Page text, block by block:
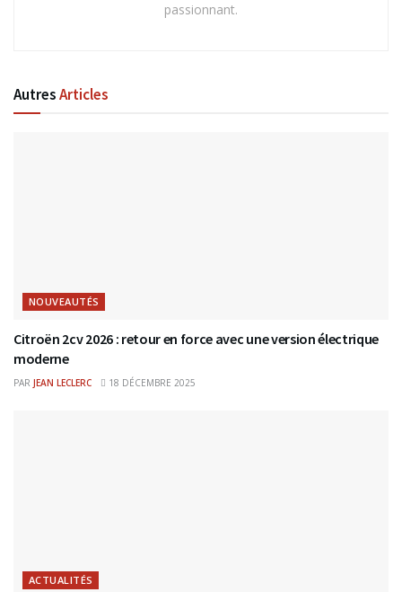
passionnant.
AutresArticles
NOUVEAUTÉS
Citroën 2cv 2026 : retour en force avec une version électrique
moderne
PAR JEAN LECLERC 18 DÉCEMBRE 2025
ACTUALITÉS